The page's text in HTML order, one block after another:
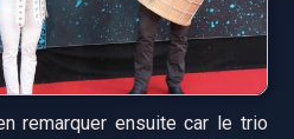
remarquer ensuite car le trio